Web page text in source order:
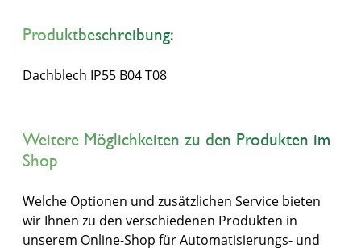
Produktbeschreibung:
Dachblech IP55 B04 T08
Weitere Möglichkeiten zu den Produkten im
Shop
Welche Optionen und zusätzlichen Service bieten
wir Ihnen zu den verschiedenen Produkten in
unserem Online-Shop für Automatisierungs- und